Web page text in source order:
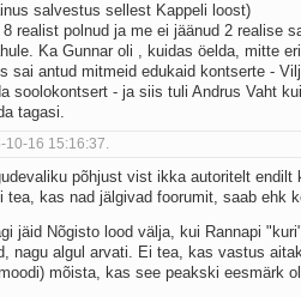
salvestus sellest Kappeli loost)
realist polnud ja me ei jäänud 2 realise
Ka Gunnar oli , kuidas öelda, mitte
sai antud mitmeid edukaid kontserte -
soolokontsert - ja siis tuli Andrus Vaht
tagasi.
10-16 15:16:37.
põhjust vist ikka autoritelt endilt
tea, kas nad jälgivad foorumit, saab ehk
jäid Nõgisto lood välja, kui Rannapi
nagu algul arvati. Ei tea, kas vastus
mõista, kas see peakski eesmärk